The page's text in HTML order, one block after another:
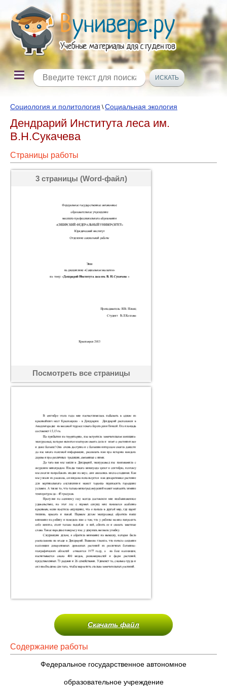
Социология и политология \Социальная экология
Дендрарий Института леса им.
В.Н.Сукачева
Страницы работы
3 страницы (Word-файл)
Посмотреть все страницы
Скачать файл
Содержание работы
Федеральное государственное автономное
образовательное учреждение